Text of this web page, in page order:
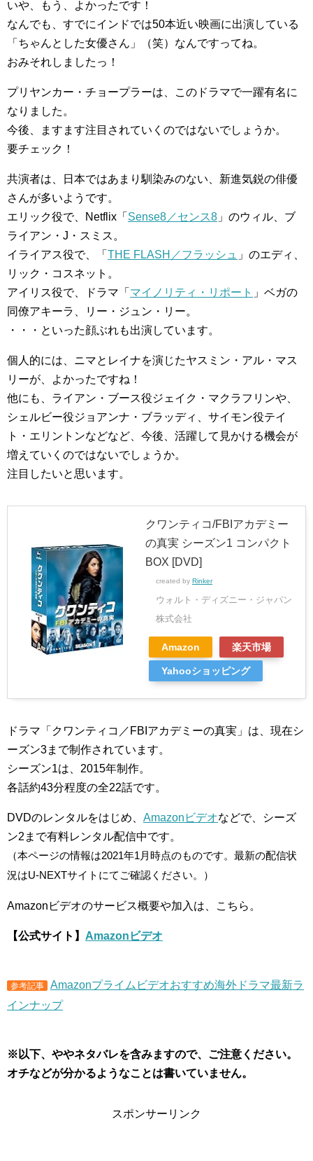
いや、もう、よかったです！
なんでも、すでにインドでは50本近い映画に出演している
「ちゃんとした女優さん」（笑）なんですってね。
おみそれしましたっ！
プリヤンカー・チョープラーは、このドラマで一躍有名に
なりました。
今後、ますます注目されていくのではないでしょうか。
要チェック！
共演者は、日本ではあまり馴染みのない、新進気鋭の俳優
さんが多いようです。
エリック役で、Netflix「 Sense8／センス8 」のウィル、ブ
ライアン・J・スミス。
イライアス役で、「 THE FLASH／フラッシュ 」のエディ、
リック・コスネット。
アイリス役で、ドラマ「 マイノリティ・リポート 」ベガの
同僚アキーラ、リー・ジュン・リー。
・・・といった顔ぶれも出演しています。
個人的には、ニマとレイナを演じたヤスミン・アル・マス
リーが、よかったですね！
他にも、ライアン・ブース役ジェイク・マクラフリンや、
シェルビー役ジョアンナ・ブラッディ、サイモン役テイ
ト・エリントンなどなど、今後、活躍して見かける機会が
増えていくのではないでしょうか。
注目したいと思います。
クワンティコ/FBIアカデミー
の真実 シーズン1 コンパクト
BOX [DVD]
created by Rinker
ウォルト・ディズニー・ジャパン
株式会社
Amazon 楽天市場
Yahooショッピング
ドラマ「クワンティコ／FBIアカデミーの真実」は、現在シ
ーズン3まで制作されています。
シーズン1は、2015年制作。
各話約43分程度の全22話です。
DVDのレンタルをはじめ、 Amazonビデオなどで、シーズ
ン2まで有料レンタル配信中です。
（本ページの情報は2021年1月時点のものです。最新の配信状
況はU-NEXTサイトにてご確認ください。）
Amazonビデオのサービス概要や加入は、こちら。
【公式サイト】 Amazonビデオ
参考記事
Amazonプライムビデオおすすめ海外ドラマ最新ラ
インナップ
※以下、ややネタバレを含みますので、ご注意ください。
オチなどが分かるようなことは書いていません。
スポンサーリンク